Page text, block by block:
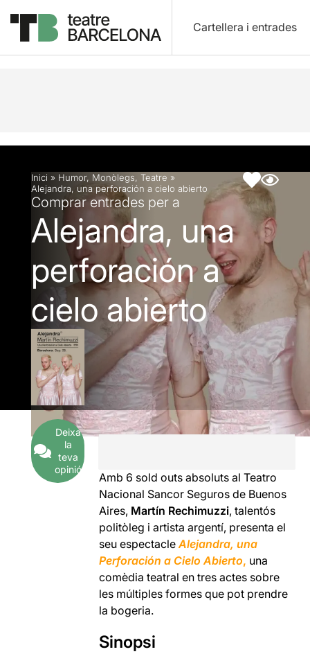
Cartellera i entrades
Descripció Fitxa artística
Inici » Humor, Monòlegs, Teatre »
Alejandra, una perforación a cielo abierto
Comprar entrades per a
Alejandra, una
perforación a
cielo abierto
Deixa
la
teva
opinió
Amb 6 sold outs absoluts al Teatro
Nacional Sancor Seguros de Buenos
Aires, Martín Rechimuzzi, talentós
politòleg i artista argentí, presenta el
seu espectacleAlejandra, una
Perforación a Cielo Abierto, una
comèdia teatral en tres actes sobre
les múltiples formes que pot prendre
la bogeria.
Sinopsi